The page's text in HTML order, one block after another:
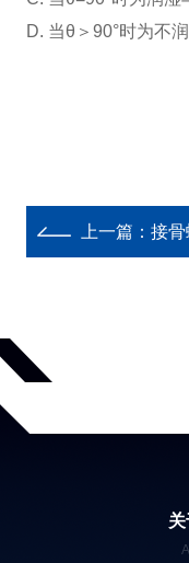
D. 当θ＞90°时为不
上一篇： 接